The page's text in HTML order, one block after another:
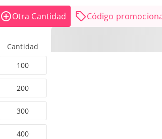
Otra Cantidad Código
Cantidad
100
200
300
400